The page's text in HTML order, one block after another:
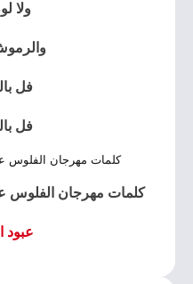
ولا
فل
فل
كلمات مهرجان الفلوس
كلمات مهرجان الفلوس
عبود